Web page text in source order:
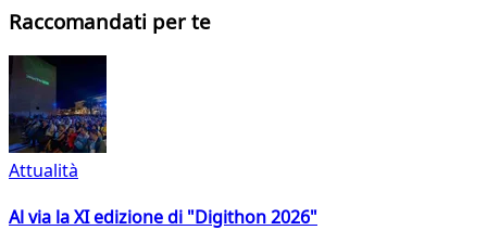
Raccomandati per te
Attualità
Al via la XI edizione di "Digithon 2026"